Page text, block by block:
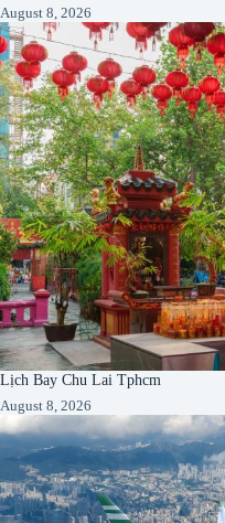
August 8, 2026
Lịch Bay Chu Lai Tphcm
August 8, 2026